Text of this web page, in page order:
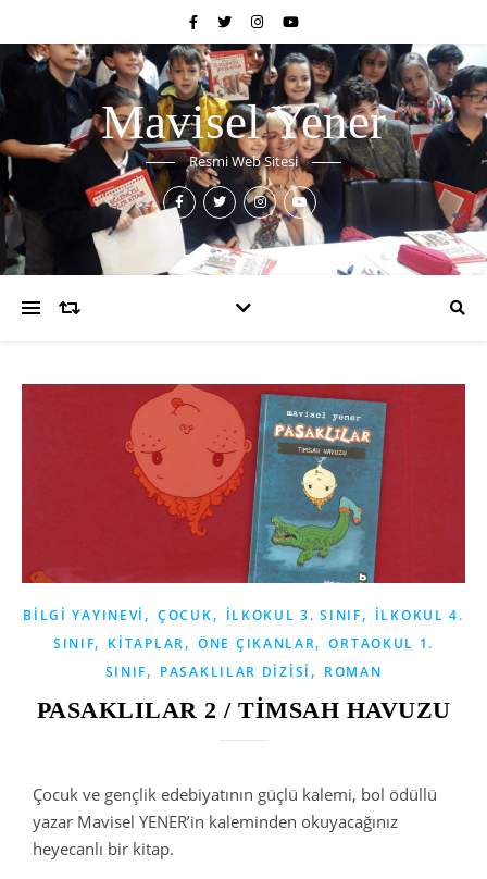
Mavisel Yener
Resmi Web Sitesi
BILGI YAYINEVI ,ÇOCUK, İLKOKUL 3. SINIF, İLKOKUL 4.
SINIF, KITAPLAR, ÖNE ÇIKANLAR,ORTAOKUL 1.
SINIF, PASAKLILAR DIZISI , ROMAN
PASAKLILAR 2 / TİMSAH HAVUZU
Çocuk ve gençlik edebiyatının güçlü kalemi, bol ödüllü
yazar Mavisel YENER’in kaleminden okuyacağınız
heyecanlı bir kitap.